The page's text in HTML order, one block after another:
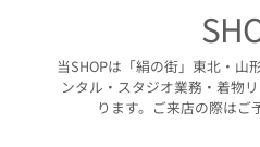
当SHOPは「絹の街」東北・山
ンタル・スタジオ業務・着物
ります。ご来店の際はご